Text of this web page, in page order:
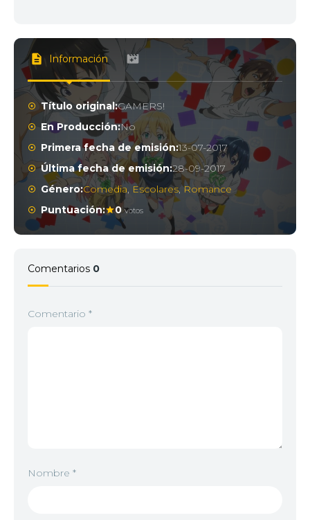
Información
Título original:GAMERS!
En Producción:No
Primera fecha de emisión:13-07-2017
Última fecha de emisión:28-09-2017
Género:Comedia, Escolares,Romance
Puntuación:
0 votos
Comentarios 0
Comentario *
Nombre *